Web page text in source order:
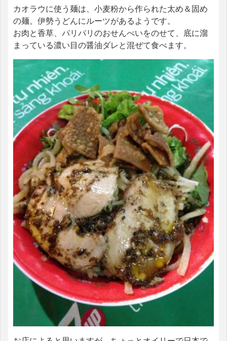
カオラウに使う麺は、小麦粉から作られた太め＆固め
の麺。伊勢うどんにルーツがあるようです。
お肉と香草、パリパリのおせんべいをのせて、底に溜
まっている濃い目の醤油ダレと混ぜて食べます。